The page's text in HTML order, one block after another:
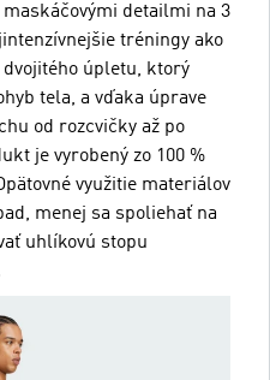
detailmi na 3
tréningy ako
dvojitého úpletu, ktorý
tela, a vďaka úprave
od rozcvičky až po
je vyrobený zo 100 %
využitie materiálov
menej sa spoliehať na
uhlíkovú stopu